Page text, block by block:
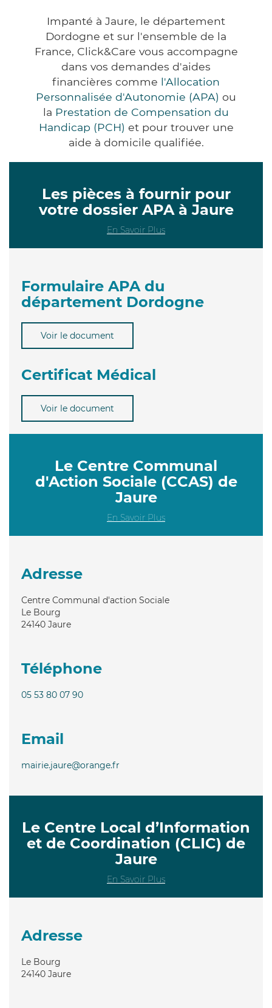
Impanté à Jaure, le département
Dordogne et sur l'ensemble de la
France, Click&Care vous accompagne
dans vos demandes d'aides
financières comme l'Allocation
Personnalisée d'Autonomie (APA) ou
la Prestation de Compensation du
Handicap (PCH) et pour trouver une
aide à domicile qualifiée.
Les pièces à fournir pour
votre dossier APA à Jaure
En Savoir Plus
Formulaire APA du
département Dordogne
Voir le document
Certificat Médical
Voir le document
Le Centre Communal
d'Action Sociale (CCAS) de
Jaure
En Savoir Plus
Adresse
Centre Communal d'action Sociale
Le Bourg
24140 Jaure
Téléphone
05 53 80 07 90
Email
mairie.jaure@orange.fr
Le Centre Local d’Information
et de Coordination (CLIC) de
Jaure
En Savoir Plus
Adresse
Le Bourg
24140 Jaure